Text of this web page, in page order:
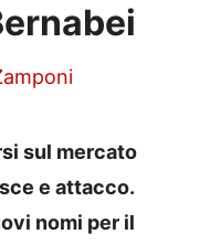
sul mercato
e attacco.
nomi per il